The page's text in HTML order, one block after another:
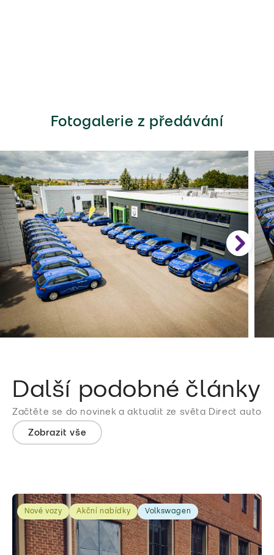
Fotogalerie z předávání
Další podobné články
Začtěte se do novinek a aktualit ze světa Direct auto
Zobrazit vše
Nové vozy Akční nabídky Volkswagen